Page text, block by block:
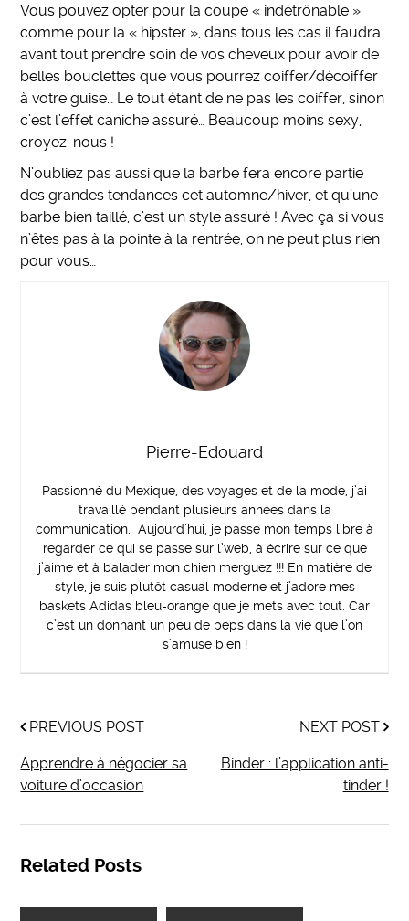
Vous pouvez opter pour la coupe « indétrônable »
comme pour la « hipster », dans tous les cas il faudra
avant tout prendre soin de vos cheveux pour avoir de
belles bouclettes que vous pourrez coiffer/décoiffer
à votre guise… Le tout étant de ne pas les coiffer, sinon
c’est l’effet caniche assuré… Beaucoup moins sexy,
croyez-nous !
N’oubliez pas aussi que la barbe fera encore partie
des grandes tendances cet automne/hiver, et qu’une
barbe bien taillé, c’est un style assuré ! Avec ça si vous
n’êtes pas à la pointe à la rentrée, on ne peut plus rien
pour vous…
Pierre-Edouard
Passionné du Mexique, des voyages et de la mode, j’ai
travaillé pendant plusieurs années dans la
communication. Aujourd’hui, je passe mon temps libre à
regarder ce qui se passe sur l’web, à écrire sur ce que
j’aime et à balader mon chien merguez !!! En matière de
style, je suis plutôt casual moderne et j’adore mes
baskets Adidas bleu-orange que je mets avec tout. Car
c’est un donnant un peu de peps dans la vie que l’on
s’amuse bien !
PREVIOUS POST
Apprendre à négocier sa
voiture d’occasion
NEXT POST
Binder : l’application anti-
tinder !
Related Posts